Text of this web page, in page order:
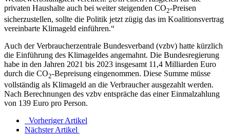
privaten Haushalte auch bei weiter steigenden CO2-Preisen
sicherzustellen, sollte die Politik jetzt zügig das im Koalitionsvertrag
vereinbarte Klimageld einführen.“
Auch der Verbraucherzentrale Bundesverband (vzbv) hatte kürzlich
die Einführung des Klimageldes angemahnt. Die Bundesregierung
habe in den Jahren 2021 bis 2023 insgesamt 11,4 Milliarden Euro
durch die CO2-Bepreisung eingenommen. Diese Summe müsse
vollständig als Klimageld an die Verbraucher ausgezahlt werden.
Nach Berechnungen des vzbv entspräche das einer Einmalzahlung
von 139 Euro pro Person.
Vorheriger Artikel
Nächster Artikel